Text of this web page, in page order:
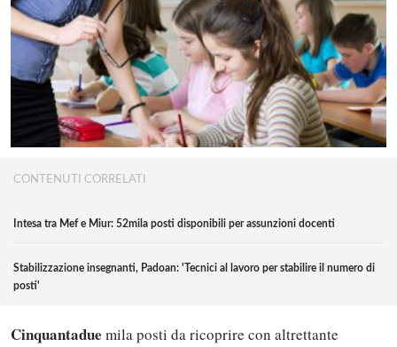
CONTENUTI CORRELATI
Intesa tra Mef e Miur: 52mila posti disponibili per assunzioni docenti
Stabilizzazione insegnanti, Padoan: 'Tecnici al lavoro per stabilire il numero di
posti'
Cinquantadue mila posti da ricoprire con altrettante